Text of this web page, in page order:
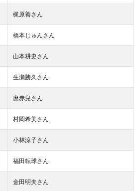
梶原善さん
橋本じゅんさん
山本耕史さん
生瀬勝久さん
麿赤兒さん
村岡希美さん
小林涼子さん
福田転球さん
金田明夫さん